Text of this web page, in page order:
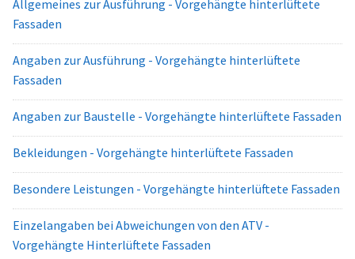
Allgemeines zur Ausführung - Vorgehängte hinterlüftete
Fassaden
Angaben zur Ausführung - Vorgehängte hinterlüftete
Fassaden
Angaben zur Baustelle - Vorgehängte hinterlüftete Fassaden
Bekleidungen - Vorgehängte hinterlüftete Fassaden
Besondere Leistungen - Vorgehängte hinterlüftete Fassaden
Einzelangaben bei Abweichungen von den ATV -
Vorgehängte Hinterlüftete Fassaden